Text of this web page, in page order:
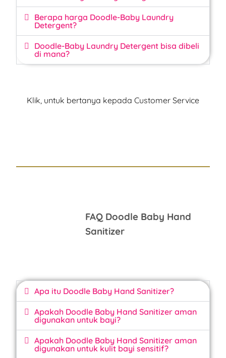
Berapa harga Doodle-Baby Laundry
Detergent?
Doodle-Baby Laundry Detergent bisa dibeli
di mana?
Klik, untuk bertanya kepada Customer Service
FAQ Doodle Baby Hand
Sanitizer
Apa itu Doodle Baby Hand Sanitizer?
Apakah Doodle Baby Hand Sanitizer aman
digunakan untuk bayi?
Apakah Doodle Baby Hand Sanitizer aman
digunakan untuk kulit bayi sensitif?